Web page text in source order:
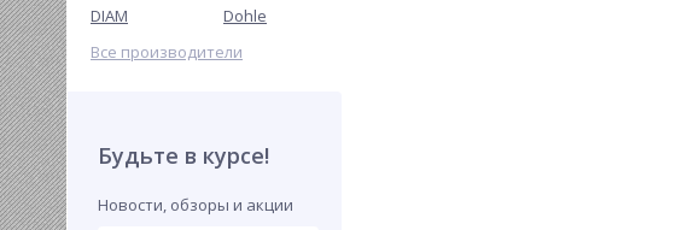
DIAM
Dohle
Все производители
Будьте в курсе!
Новости, обзоры и акции